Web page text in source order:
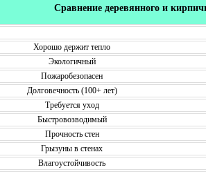
Сравнение деревянного и
Хорошо держит тепло
Экологичный
Пожаробезопасен
Долговечность (100+ лет)
Требуется уход
Быстровозводимый
Прочность стен
Грызуны в стенах
Влагоустойчивость